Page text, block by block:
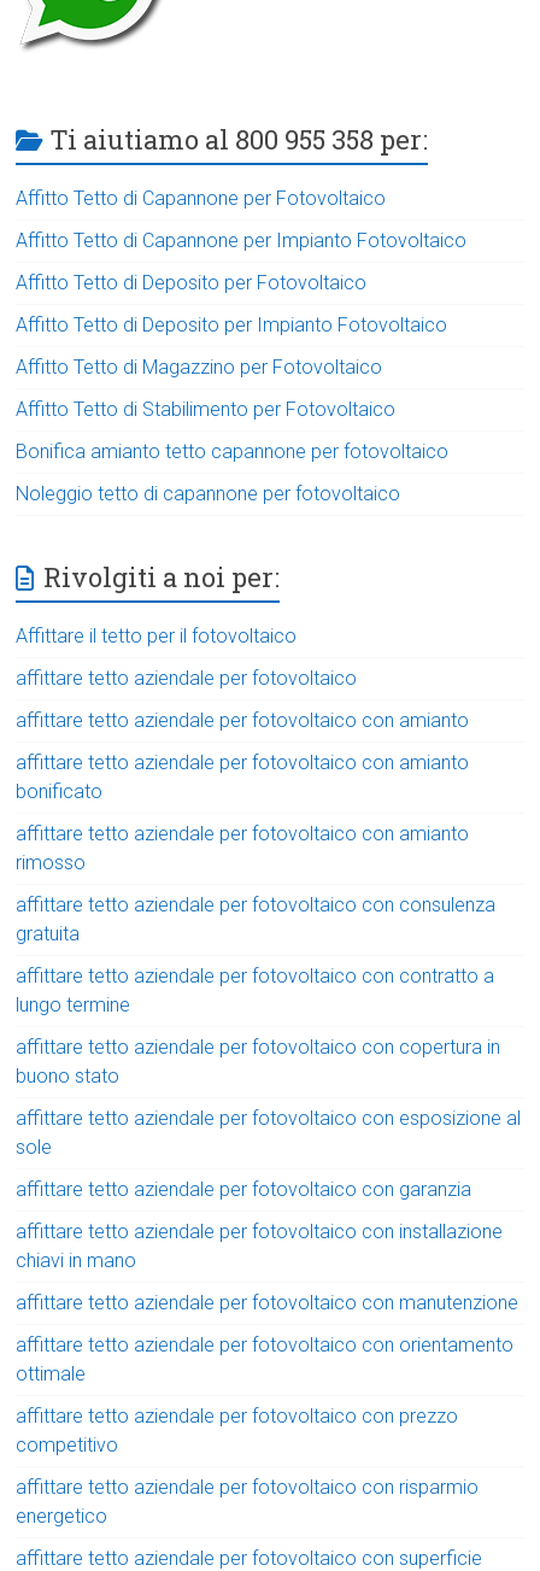
Ti aiutiamo al 800 955 358 per:
Affitto Tetto di Capannone per Fotovoltaico
Affitto Tetto di Capannone per Impianto Fotovoltaico
Affitto Tetto di Deposito per Fotovoltaico
Affitto Tetto di Deposito per Impianto Fotovoltaico
Affitto Tetto di Magazzino per Fotovoltaico
Affitto Tetto di Stabilimento per Fotovoltaico
Bonifica amianto tetto capannone per fotovoltaico
Noleggio tetto di capannone per fotovoltaico
Rivolgiti a noi per:
Affittare il tetto per il fotovoltaico
affittare tetto aziendale per fotovoltaico
affittare tetto aziendale per fotovoltaico con amianto
affittare tetto aziendale per fotovoltaico con amianto
bonificato
affittare tetto aziendale per fotovoltaico con amianto
rimosso
affittare tetto aziendale per fotovoltaico con consulenza
gratuita
affittare tetto aziendale per fotovoltaico con contratto a
lungo termine
affittare tetto aziendale per fotovoltaico con copertura in
buono stato
affittare tetto aziendale per fotovoltaico con esposizione al
sole
affittare tetto aziendale per fotovoltaico con garanzia
affittare tetto aziendale per fotovoltaico con installazione
chiavi in mano
affittare tetto aziendale per fotovoltaico con manutenzione
affittare tetto aziendale per fotovoltaico con orientamento
ottimale
affittare tetto aziendale per fotovoltaico con prezzo
competitivo
affittare tetto aziendale per fotovoltaico con risparmio
energetico
affittare tetto aziendale per fotovoltaico con superficie